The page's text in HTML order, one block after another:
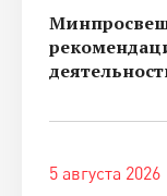
5 августа 2026